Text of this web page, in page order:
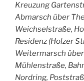
Kreuzung
Abmarsch über
Weichselstraße,
Residenz (Holzer
Weitermarsch
Mühlenstraße,
Nordring,